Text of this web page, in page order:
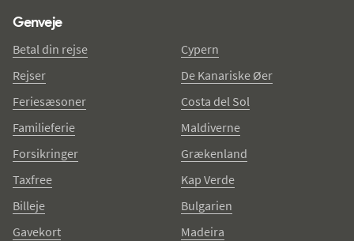
Genveje
Betal din rejse
Rejser
Feriesæsoner
Familieferie
Forsikringer
Taxfree
Billeje
Gavekort
Cypern
De Kanariske Øer
Costa del Sol
Maldiverne
Grækenland
Kap Verde
Bulgarien
Madeira